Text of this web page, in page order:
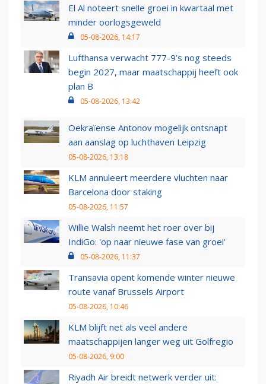
El Al noteert snelle groei in kwartaal met
minder oorlogsgeweld
05-08-2026, 14:17
Lufthansa verwacht 777-9’s nog steeds
begin 2027, maar maatschappij heeft ook
plan B
05-08-2026, 13:42
Oekraïense Antonov mogelijk ontsnapt
aan aanslag op luchthaven Leipzig
05-08-2026, 13:18
KLM annuleert meerdere vluchten naar
Barcelona door staking
05-08-2026, 11:57
Willie Walsh neemt het roer over bij
IndiGo: 'op naar nieuwe fase van groei'
05-08-2026, 11:37
Transavia opent komende winter nieuwe
route vanaf Brussels Airport
05-08-2026, 10:46
KLM blijft net als veel andere
maatschappijen langer weg uit Golfregio
05-08-2026, 9:00
Riyadh Air breidt netwerk verder uit: